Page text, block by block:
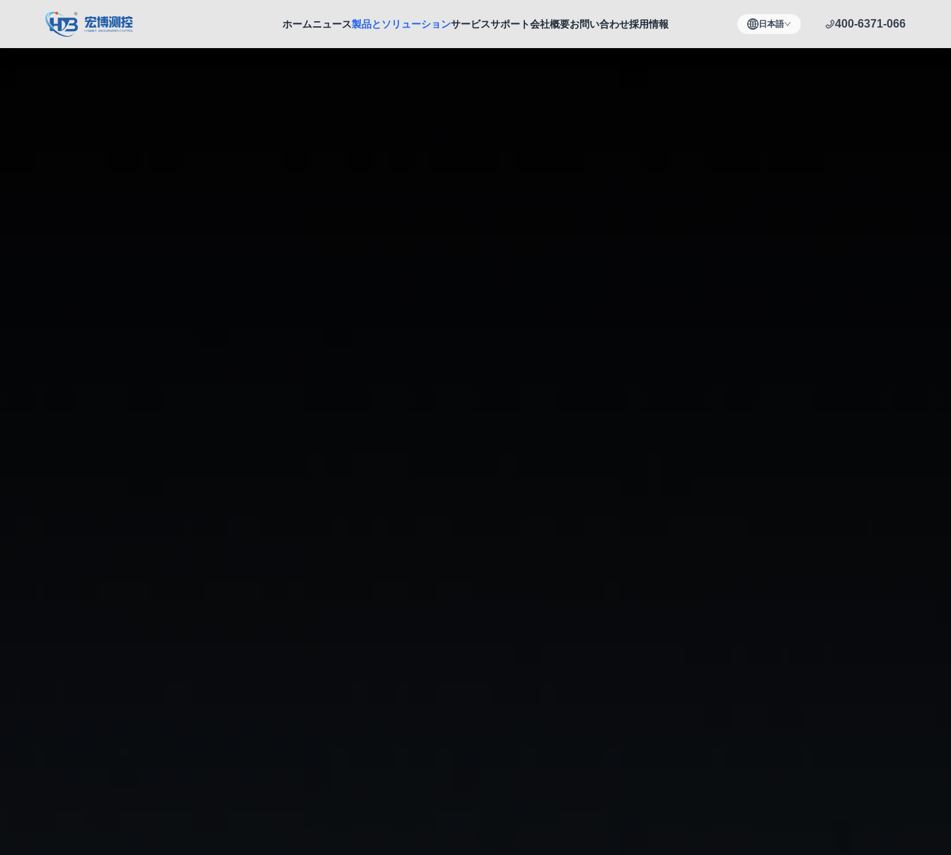
宏博測控 ホームニュース製品とソリューションサービスサポート会社概要お問い合わせ採用情報 日本語 400-6371-066